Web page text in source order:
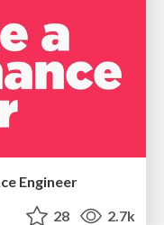
Engineer
28 2.7k